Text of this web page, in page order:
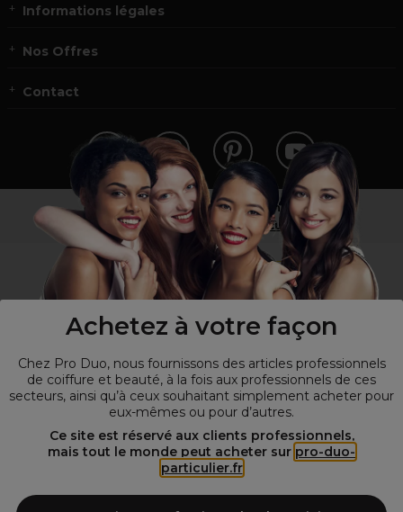
Achetez à votre façon
Chez Pro Duo, nous fournissons des articles professionnels
de coiffure et beauté, à la fois aux professionnels de ces
secteurs, ainsi qu’à ceux souhaitant simplement acheter pour
eux-mêmes ou pour d’autres.
Ce site est réservé aux clients professionnels,
mais tout le monde peut acheter sur pro-duo-
particulier.fr
Informations légales
Nos Offres
Contact
Vous n’êtes pas un professionnel ?
Visitez notre site pour les particuliers!
Spécialiste de la coiffure et de la beauté, nous vous proposons une
large sélection de produits professionnels pour la coiffure et
Duo le fournisseur incontournable des salons de coiffure et instituts